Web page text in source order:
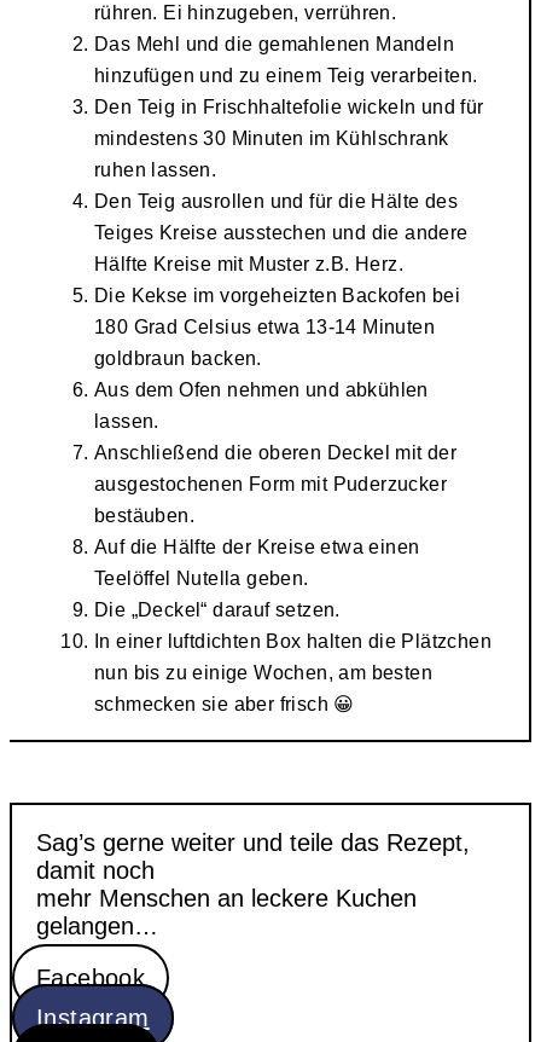
rühren. Ei hinzugeben, verrühren.
Das Mehl und die gemahlenen Mandeln
hinzufügen und zu einem Teig verarbeiten.
Den Teig in Frischhaltefolie wickeln und für
mindestens 30 Minuten im Kühlschrank
ruhen lassen.
Den Teig ausrollen und für die Hälte des
Teiges Kreise ausstechen und die andere
Hälfte Kreise mit Muster z.B. Herz.
Die Kekse im vorgeheizten Backofen bei
180 Grad Celsius etwa 13-14 Minuten
goldbraun backen.
Aus dem Ofen nehmen und abkühlen
lassen.
Anschließend die oberen Deckel mit der
ausgestochenen Form mit Puderzucker
bestäuben.
Auf die Hälfte der Kreise etwa einen
Teelöffel Nutella geben.
Die „Deckel“ darauf setzen.
In einer luftdichten Box halten die Plätzchen
nun bis zu einige Wochen, am besten
schmecken sie aber frisch 😀
Sag’s gerne weiter und teile das Rezept,
damit noch
mehr Menschen an leckere Kuchen
gelangen…
Facebook
Instagram